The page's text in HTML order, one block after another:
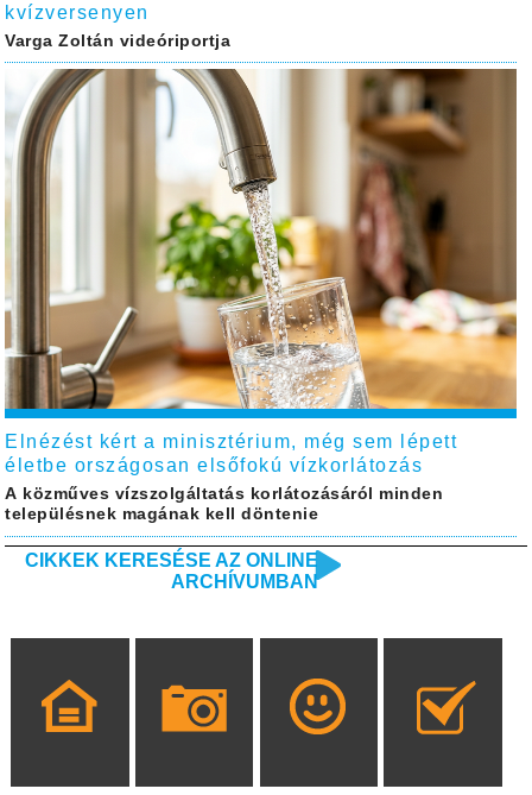
kvízversenyen
Varga Zoltán videóriportja
Elnézést kért a minisztérium, még sem lépett
életbe országosan elsőfokú vízkorlátozás
A közműves vízszolgáltatás korlátozásáról minden
településnek magának kell döntenie
CIKKEK KERESÉSE AZ ONLINE
ARCHÍVUMBAN